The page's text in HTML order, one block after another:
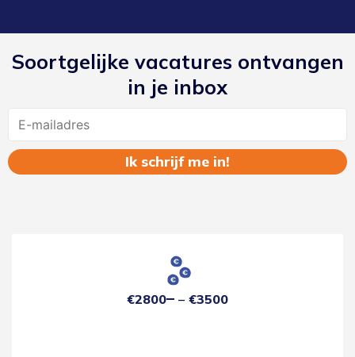
Soortgelijke vacatures ontvangen
in je inbox
€2800 €3500